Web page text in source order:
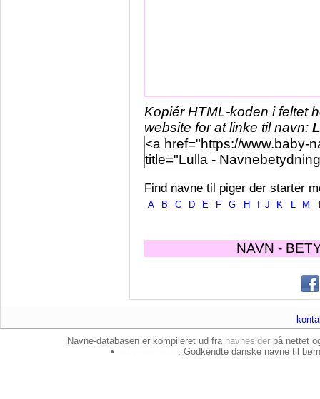
Kopiér HTML-koden i feltet
website for at linke til navn:
Find navne til piger der starter
A B C D E F G H J K L M
NAVN -
Navne-databasen er kompileret ud fra navnesider på nettet
•
: Godkendte danske navne til børn